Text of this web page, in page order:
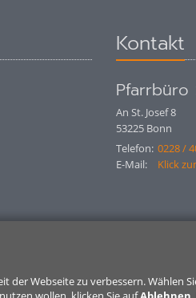
Kontakt
Pfarrbüro
An St. Josef 8
53225 Bonn
Telefon: 0228 /
E-Mail:
Klick
der Webseite zu verbessern. Wählen